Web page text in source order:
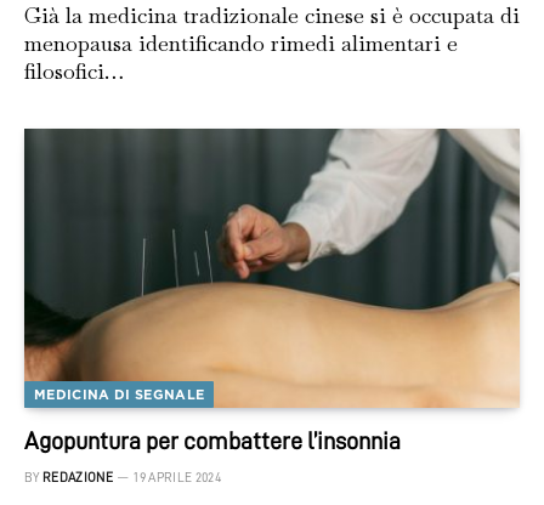
Già la medicina tradizionale cinese si è occupata di
menopausa identificando rimedi alimentari e
filosofici…
MEDICINA DI SEGNALE
Agopuntura per combattere l’insonnia
BY REDAZIONE 19 APRILE 2024